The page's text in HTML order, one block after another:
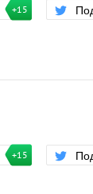
+15
+15